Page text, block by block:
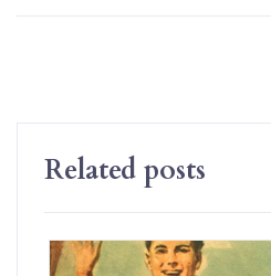
Related posts